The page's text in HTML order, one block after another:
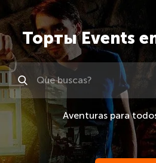
Торты Events
Поиск
Aventuras para